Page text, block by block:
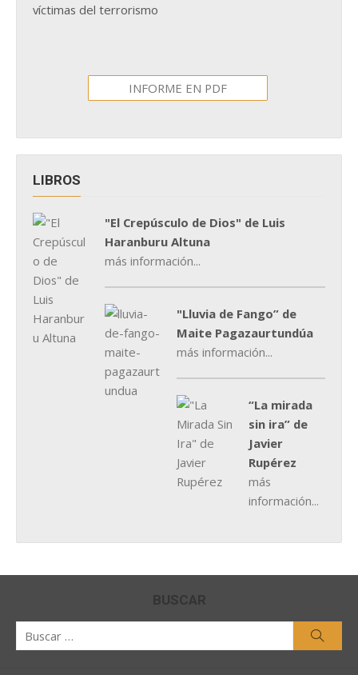
víctimas del terrorismo
INFORME EN PDF
LIBROS
"El Crepúsculo de Dios" de Luis
Haranburu Altuna
más información...
"Lluvia de Fango” de
Maite Pagazaurtundúa
más información...
“La mirada
sin ira” de
Javier
Rupérez
más
información...
BUSCAR